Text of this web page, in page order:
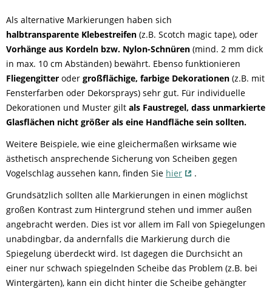
Als alternative Markierungen haben sich
halbtransparente Klebestreifen (z.B. Scotch magic tape), oder
Vorhänge aus Kordeln bzw. Nylon-Schnüren (mind. 2 mm dick
in max. 10 cm Abständen) bewährt. Ebenso funktionieren
Fliegengitter oder großflächige, farbige Dekorationen (z.B. mit
Fensterfarben oder Dekorsprays) sehr gut. Für individuelle
Dekorationen und Muster gilt als Faustregel, dass unmarkierte
Glasflächen nicht größer als eine Handfläche sein sollten.
Weitere Beispiele, wie eine gleichermaßen wirksame wie
ästhetisch ansprechende Sicherung von Scheiben gegen
Vogelschlag aussehen kann, finden Sie hier
.
Grundsätzlich sollten alle Markierungen in einen möglichst
großen Kontrast zum Hintergrund stehen und immer außen
angebracht werden. Dies ist vor allem im Fall von Spiegelungen
unabdingbar, da andernfalls die Markierung durch die
Spiegelung überdeckt wird. Ist dagegen die Durchsicht an
einer nur schwach spiegelnden Scheibe das Problem (z.B. bei
Wintergärten), kann ein dicht hinter die Scheibe gehängter